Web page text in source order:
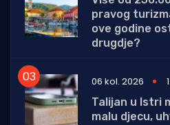
pravog
ove godine
drugdje?
06 kol. 2026
Talijan u Istri
malu djecu,